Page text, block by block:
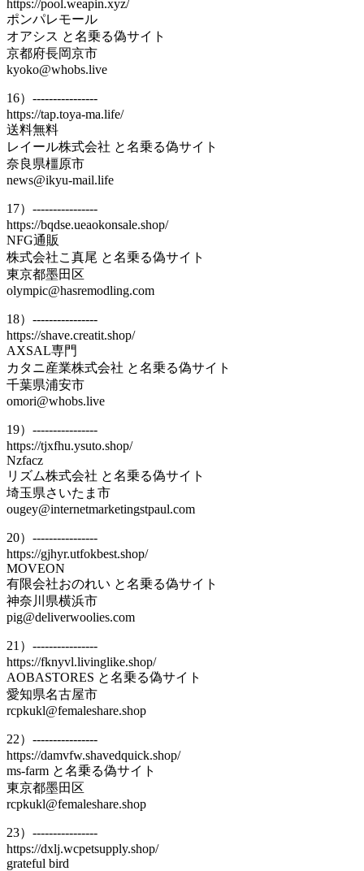
https://pool.weapin.xyz/
ポンパレモール
オアシス と名乗る偽サイト
京都府長岡京市
kyoko@whobs.live
16）----------------
https://tap.toya-ma.life/
送料無料
レイール株式会社 と名乗る偽サイト
奈良県橿原市
news@ikyu-mail.life
17）----------------
https://bqdse.ueaokonsale.shop/
NFG通販
株式会社こ真尾 と名乗る偽サイト
東京都墨田区
olympic@hasremodling.com
18）----------------
https://shave.creatit.shop/
AXSAL専門
カタニ産業株式会社 と名乗る偽サイト
千葉県浦安市
omori@whobs.live
19）----------------
https://tjxfhu.ysuto.shop/
Nzfacz
リズム株式会社 と名乗る偽サイト
埼玉県さいたま市
ougey@internetmarketingstpaul.com
20）----------------
https://gjhyr.utfokbest.shop/
MOVEON
有限会社おのれい と名乗る偽サイト
神奈川県横浜市
pig@deliverwoolies.com
21）----------------
https://fknyvl.livinglike.shop/
AOBASTORES と名乗る偽サイト
愛知県名古屋市
rcpkukl@femaleshare.shop
22）----------------
https://damvfw.shavedquick.shop/
ms-farm と名乗る偽サイト
東京都墨田区
rcpkukl@femaleshare.shop
23）----------------
https://dxlj.wcpetsupply.shop/
grateful bird